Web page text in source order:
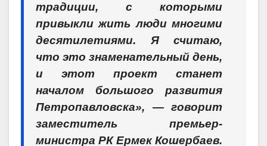
традиции, с которыми
привыкли жить люди многими
десятилетиями. Я считаю,
что это знаменательный день,
и этот проект станет
началом большого развития
Петропавловска», — говорит
заместитель премьер-
министра РК Ермек Кошербаев.